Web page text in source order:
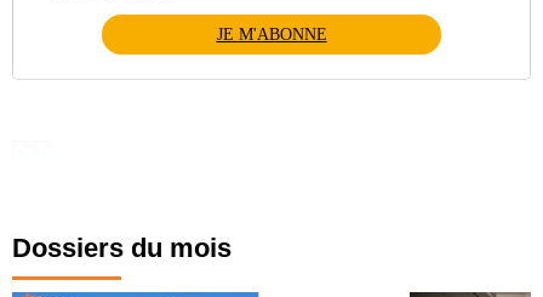
JE M'ABONNE
Dossiers du mois